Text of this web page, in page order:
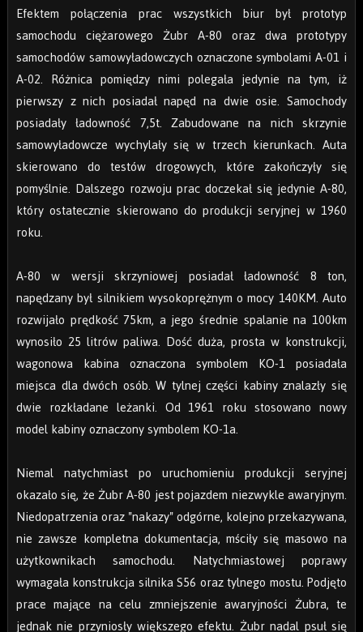
Efektem połączenia prac wszystkich biur był prototyp
samochodu ciężarowego Żubr A-80 oraz dwa prototypy
samochodów samowyładowczych oznaczone symbolami A-01 i
A-02. Różnica pomiędzy nimi polegała jedynie na tym, iż
pierwszy z nich posiadał napęd na dwie osie. Samochody
posiadały ładowność 7,5t. Zabudowane na nich skrzynie
samowyładowcze wychylały się w trzech kierunkach. Auta
skierowano do testów drogowych, które zakończyły się
pomyślnie. Dalszego rozwoju prac doczekał się jedynie A-80,
który ostatecznie skierowano do produkcji seryjnej w 1960
roku.
A-80 w wersji skrzyniowej posiadał ładowność 8 ton,
napędzany był silnikiem wysokoprężnym o mocy 140KM. Auto
rozwijało prędkość 75km, a jego średnie spalanie na 100km
wynosiło 25 litrów paliwa. Dość duża, prosta w konstrukcji,
wagonowa kabina oznaczona symbolem KO-1 posiadała
miejsca dla dwóch osób. W tylnej części kabiny znalazły się
dwie rozkładane leżanki. Od 1961 roku stosowano nowy
model kabiny oznaczony symbolem KO-1a.
Niemal natychmiast po uruchomieniu produkcji seryjnej
okazało się, że Żubr A-80 jest pojazdem niezwykle awaryjnym.
Niedopatrzenia oraz "nakazy" odgórne, kolejno przekazywana,
nie zawsze kompletna dokumentacja, mściły się masowo na
użytkownikach samochodu. Natychmiastowej poprawy
wymagała konstrukcja silnika S56 oraz tylnego mostu. Podjęto
prace mające na celu zmniejszenie awaryjności Żubra, te
jednak nie przyniosły większego efektu. Żubr nadal psuł się